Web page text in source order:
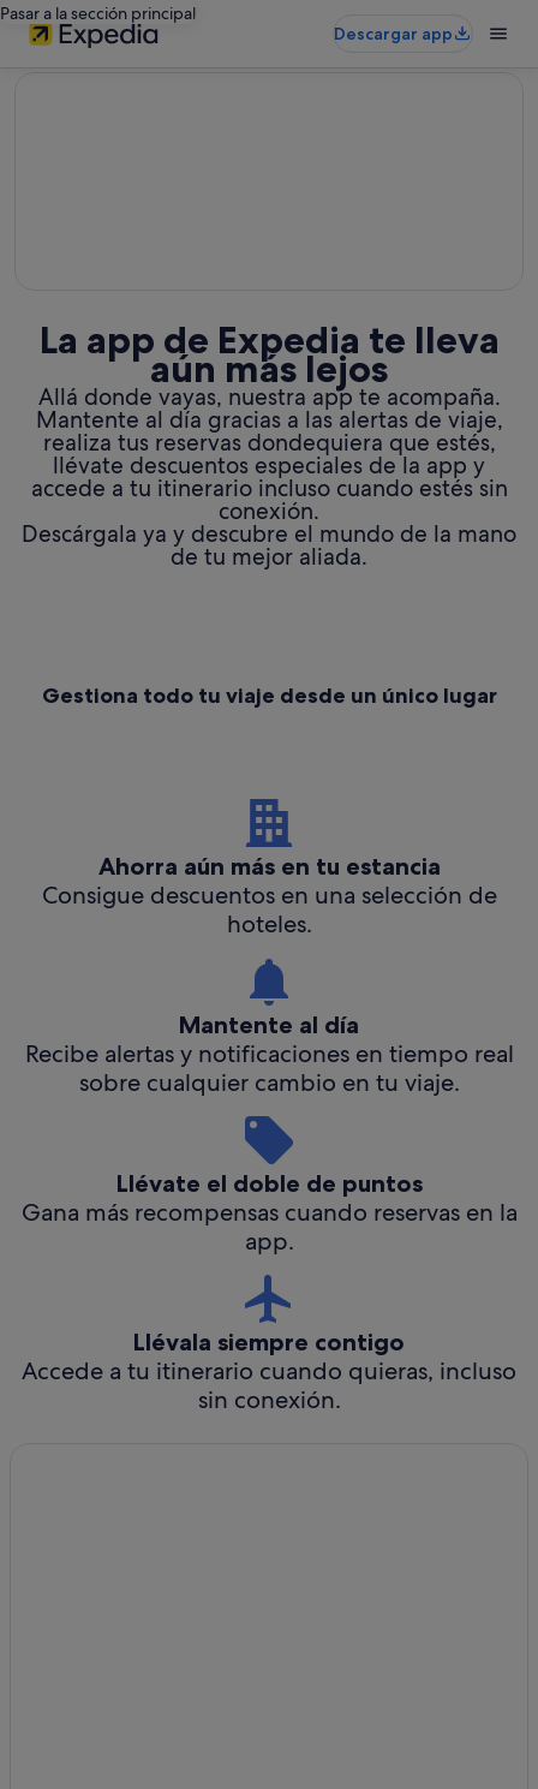
Pasar a la sección principal
Descargar app
La app de Expedia te lleva
aún más lejos
Allá donde vayas, nuestra app te acompaña.
Mantente al día gracias a las alertas de viaje,
realiza tus reservas dondequiera que estés,
llévate descuentos especiales de la app y
accede a tu itinerario incluso cuando estés sin
conexión.
Descárgala ya y descubre el mundo de la mano
de tu mejor aliada.
Gestiona todo tu viaje desde un único lugar
Ahorra aún más en tu estancia
Consigue descuentos en una selección de
hoteles.
Mantente al día
Recibe alertas y notificaciones en tiempo real
sobre cualquier cambio en tu viaje.
Llévate el doble de puntos
Gana más recompensas cuando reservas en la
app.
Llévala siempre contigo
Accede a tu itinerario cuando quieras, incluso
sin conexión.